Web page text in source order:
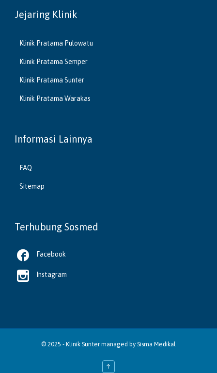
Jejaring Klinik
Klinik Pratama Pulowatu
Klinik Pratama Semper
Klinik Pratama Sunter
Klinik Pratama Warakas
Informasi Lainnya
FAQ
Sitemap
Terhubung Sosmed
 Facebook
 Instagram
© 2025 - Klinik Suntermanaged by Sisma Medikal
↑